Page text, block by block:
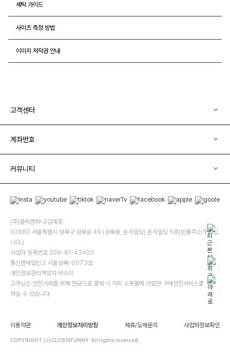
세탁 가이드
사이즈 측정 방법
이미지 저작권 안내
고객센터
계좌번호
커뮤니티
(주)클릭앤퍼니/김예중
02880 서울특별시 성북구 성북로 49 (성북동, 운석빌딩) 운석빌딩 5층(반품주소가 아닙
니다.)
사업자 등록번호 209-81-43420
통신판매업신고 서울성북-0073호
개인정보관리책임자 박수미
고객님은 안전거래를 위해 현금으로 결제 시 저희 소핑몰에 가입한 구매안전서비스를 이용
하실 수 있습니다.
이용약관 개인정보처리방침 제휴/도매문의 사업자정보확인
COPYRIGHT (c)CLICKNFUNNY. All rights reserved.